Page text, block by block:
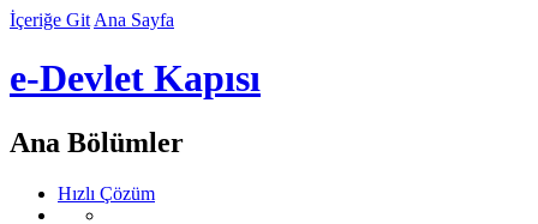
İçeriğe Git Ana Sayfa
e-Devlet Kapısı
Ana Bölümler
Hızlı Çözüm